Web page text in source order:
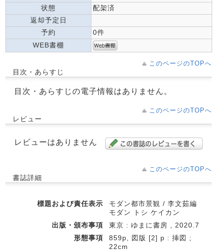
状態
配架済
返却予定日
予約
0件
WEB書棚
このページのTOPへ
目次・あらすじ
目次・あらすじの電子情報はありません。
このページのTOPへ
レビュー
レビューはありません
このページのTOPへ
書誌詳細
標題および責任表示
モダン都市景観 / 李文茹編
モダン トシ ケイカン
出版・頒布事項
東京 : ゆまに書房 , 2020.7
形態事項
859p, 図版 [2] p : 挿図 ;
22cm